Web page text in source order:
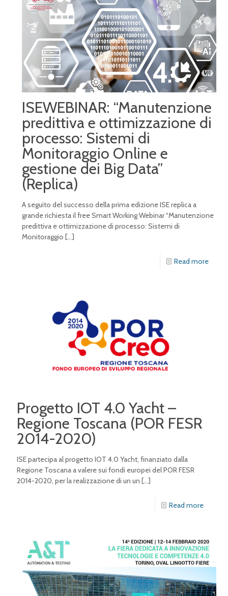
ISEWEBINAR: “Manutenzione
predittiva e ottimizzazione di
processo: Sistemi di
Monitoraggio Online e
gestione dei Big Data”
(Replica)
A seguito del successo della prima edizione ISE replica a
grande richiesta il free Smart Working Webinar “Manutenzione
predittiva e ottimizzazione di processo: Sistemi di
Monitoraggio […]
Read more
Progetto IOT 4.0 Yacht –
Regione Toscana (POR FESR
2014-2020)
ISE partecipa al progetto IOT 4.0 Yacht, finanziato dalla
Regione Toscana a valere sui fondi europei del POR FESR
2014-2020, per la realizzazione di un un […]
Read more